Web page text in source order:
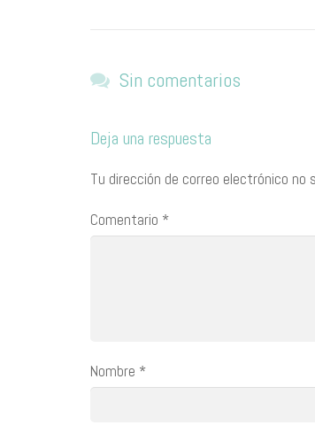
Sin comentarios
Deja una respuesta
Tu dirección de correo electrónico no
Comentario *
Nombre *